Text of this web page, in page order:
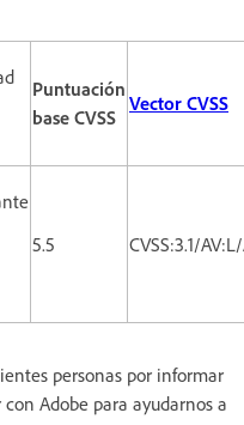
Puntuación
base CVSS
Vector CVSS
5.5
CVSS:3.1/
personas por informar
Adobe para ayudarnos a